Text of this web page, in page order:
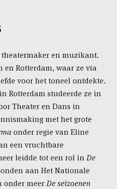
en muzikant.
en Rotterdam, waar ze via
voor het toneel ontdekte.
Rotterdam studeerde ze in
Theater en Dans in
met het grote
onder regie van Eline
een vruchtbare
leidde tot een rol in De
aan Het Nationale
onder meerDe seizoenen